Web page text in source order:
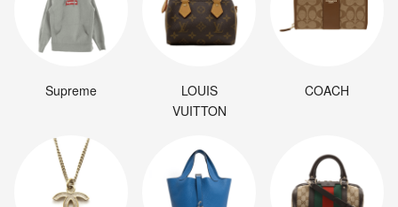
Supreme
LOUIS
VUITTON
COACH